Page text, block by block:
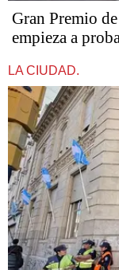
Gran Premio
empieza a
LA CIUDAD.